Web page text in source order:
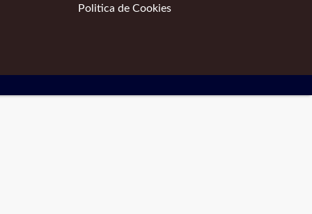
Politica de Cookies